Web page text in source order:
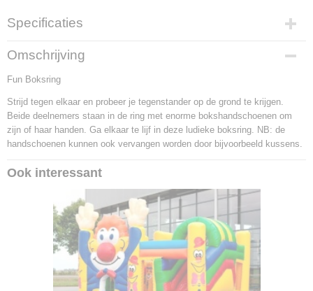
Specificaties
Afmetingen
5.5 x 5.5 x 2 mter (l*b*h)
Capaciteit
Stroomverbruik
1x 1100 Watt 230V
Te vervoeren in
Aantal toezichthouders
Transport afmetingen
afmetingen 2 x 2 x 2 mtr. (lxbxh)
Omschrijving
Fun Boksring
Strijd tegen elkaar en probeer je tegenstander op de grond te krijgen.
Beide deelnemers staan in de ring met enorme bokshandschoenen om
zijn of haar handen. Ga elkaar te lijf in deze ludieke boksring. NB: de
handschoenen kunnen ook vervangen worden door bijvoorbeeld kussens.
Ook interessant